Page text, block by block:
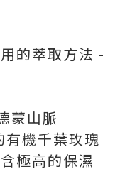
的萃取方法 -
蒙山脈
機千葉玫瑰
極高的保濕